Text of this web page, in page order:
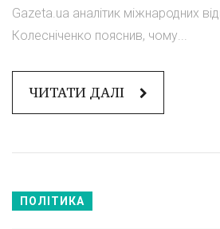
Gazeta.ua аналітик міжнародних
Колесніченко пояснив, чому...
ЧИТАТИ ДАЛІ
ПОЛІТИКА